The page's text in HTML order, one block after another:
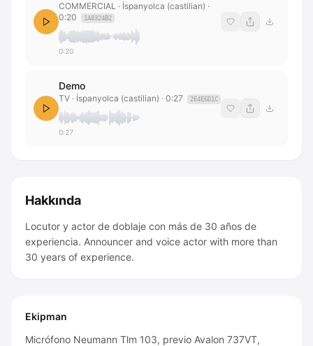
COMMERCIAL · İspanyolca (castilian) ·
0:20
1A8324B2
0:20
Demo
TV · İspanyolca (castilian) · 0:27 2E4E6D1C
0:27
Hakkında
Locutor y actor de doblaje con más de 30 años de
experiencia. Announcer and voice actor with more than
30 years of experience.
Ekipman
Micrófono Neumann Tlm 103, previo Avalon 737VT,